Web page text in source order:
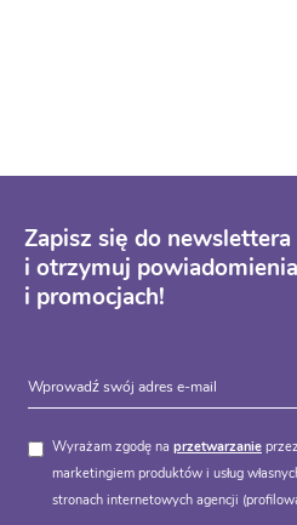
Zapisz się do newslettera
i otrzymuj
i promocjach!
Wyrażam zgodę na przetwarzanie
marketingiem produktów i usług
stronach internetowych agencji